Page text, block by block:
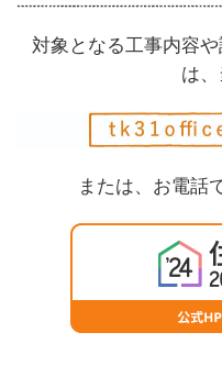
対象となる工事内容
は
または、お電話